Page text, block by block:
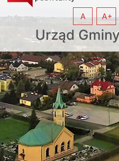
Urząd
A A+